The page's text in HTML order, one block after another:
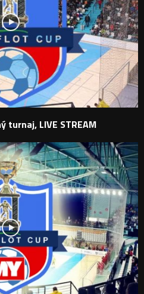
turnaj, LIVE STREAM